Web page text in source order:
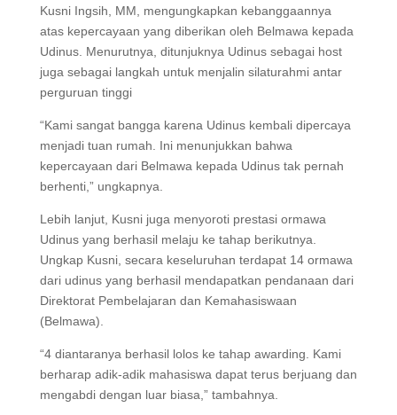
Kusni Ingsih, MM, mengungkapkan kebanggaannya
atas kepercayaan yang diberikan oleh Belmawa kepada
Udinus. Menurutnya, ditunjuknya Udinus sebagai host
juga sebagai langkah untuk menjalin silaturahmi antar
perguruan tinggi
“Kami sangat bangga karena Udinus kembali dipercaya
menjadi tuan rumah. Ini menunjukkan bahwa
kepercayaan dari Belmawa kepada Udinus tak pernah
berhenti,” ungkapnya.
Lebih lanjut, Kusni juga menyoroti prestasi ormawa
Udinus yang berhasil melaju ke tahap berikutnya.
Ungkap Kusni, secara keseluruhan terdapat 14 ormawa
dari udinus yang berhasil mendapatkan pendanaan dari
Direktorat Pembelajaran dan Kemahasiswaan
(Belmawa).
“4 diantaranya berhasil lolos ke tahap awarding. Kami
berharap adik-adik mahasiswa dapat terus berjuang dan
mengabdi dengan luar biasa,” tambahnya.